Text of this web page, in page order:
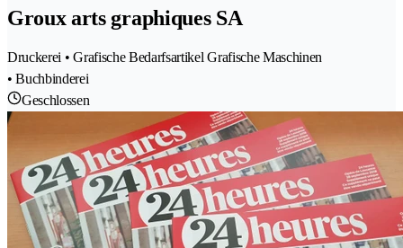
Groux arts graphiques SA
Druckerei • Grafische Bedarfsartikel Grafische Maschinen
• Buchbinderei
Geschlossen